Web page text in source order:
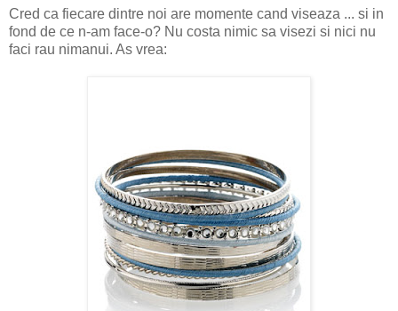
Cred ca fiecare dintre noi are momente cand viseaza ... si in
fond de ce n-am face-o? Nu costa nimic sa visezi si nici nu
faci rau nimanui. As vrea: